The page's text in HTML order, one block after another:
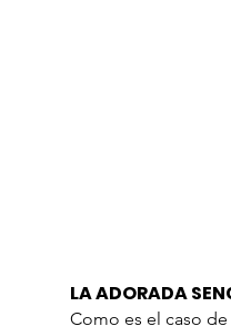
LA ADORADA
Como es el caso